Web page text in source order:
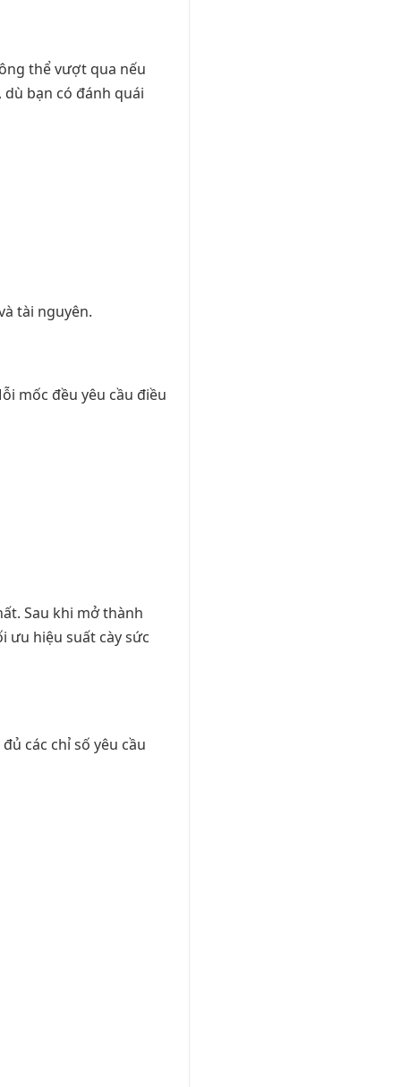
thể vượt qua nếu
bạn có đánh quái
tài nguyên.
mốc đều yêu cầu điều
Sau khi mở thành
ưu hiệu suất cày sức
các chỉ số yêu cầu